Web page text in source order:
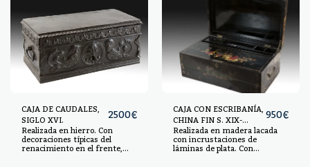
CAJA DE CAUDALES,
SIGLO XVI. 2500€
Realizada en hierro. Con
decoraciones típicas del
renacimiento en el frente,
con dos personajes híbridos
CAJA CON ESCRIBANÍA,
CHINA FIN S. XIX-
PPIOS. S. XX.
950€
Realizada en madera lacada
con incrustaciones de
láminas de plata. Con
decoraciones orientales